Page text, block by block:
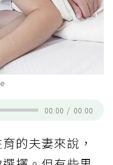
00:00 / 00:00
的夫妻來說，